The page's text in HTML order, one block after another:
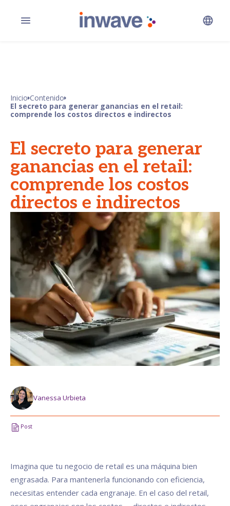
Inicio Contenido
El secreto para generar ganancias en el retail:
comprende los costos directos e indirectos
El secreto para generar
ganancias en el retail:
comprende los costos
directos e indirectos
Vanessa Urbieta
Post
Imagina que tu negocio de retail es una máquina bien
engrasada. Para mantenerla funcionando con eficiencia,
necesitas entender cada engranaje. En el caso del retail,